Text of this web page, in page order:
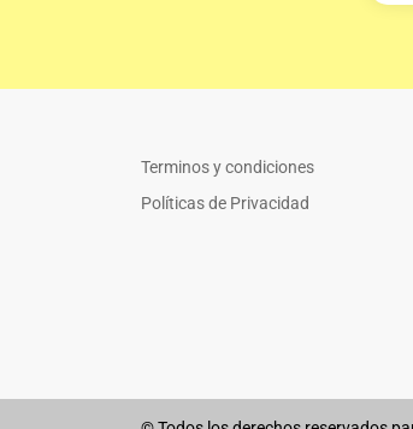
Terminos y condiciones
Políticas de Privacidad